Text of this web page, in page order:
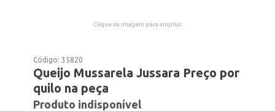
Clique na imagem para ampliar.
Código:35820
Queijo Mussarela Jussara Preço por
quilo na peça
Produto indisponível